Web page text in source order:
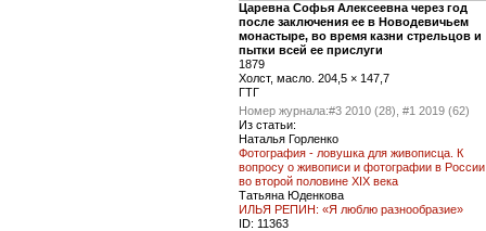
Царевна Софья Алексеевна через год
после заключения ее в Новодевичьем
монастыре, во время казни стрельцов и
пытки всей ее прислуги
1879
Холст, масло. 204,5 × 147,7
ГТГ
Номер журнала:#3 2010 (28), #1 2019 (62)
Из статьи:
Наталья Горленко
Фотография - ловушка для живописца. К
вопросу о живописи и фотографии в России
во второй половине XIX века
Татьяна Юденкова
ИЛЬЯ РЕПИН: «Я люблю разнообразие»
ID: 11363